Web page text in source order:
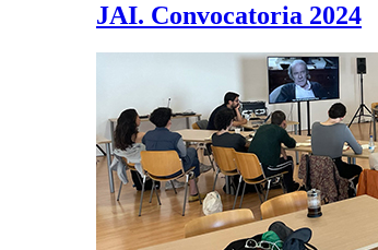
JAI. Convocatoria 2024